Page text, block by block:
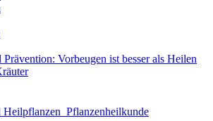
Prävention: Vorbeugen ist besser als Heilen
 Pflanzenheilkunde